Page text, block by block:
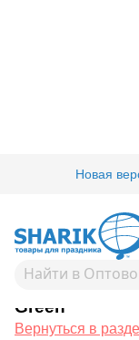
Новая
Товары для
Пастель Экстра Apple
1102-0007В
Green
Вернуться в